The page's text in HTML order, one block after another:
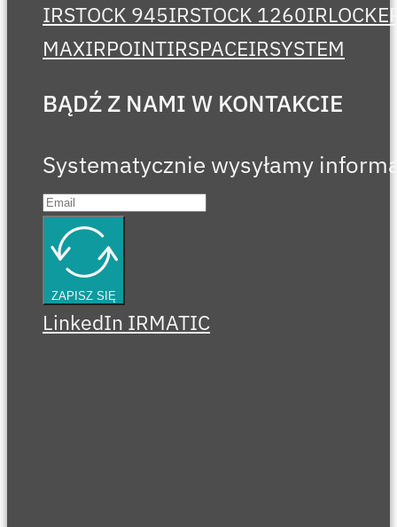
IRSTOCK 945IRSTOCK 1260
MAXIRPOINTIRSPACEIRSYSTEM
BĄDŹ Z NAMI W KONTAKCIE
Systematycznie wysyłamy
ZAPISZ SIĘ
LinkedIn IRMATIC